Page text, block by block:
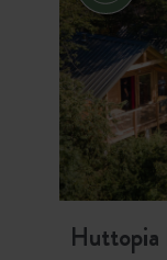
Huttopia